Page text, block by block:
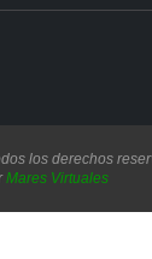
los derechos
Mares Virtuales